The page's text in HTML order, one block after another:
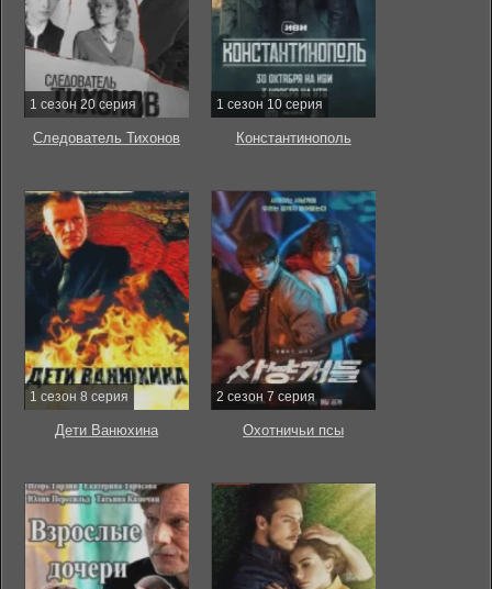
1 сезон 20 серия
Следователь Тихонов
1 сезон 10 серия
Константинополь
1 сезон 8 серия
Дети Ванюхина
2 сезон 7 серия
Охотничьи псы